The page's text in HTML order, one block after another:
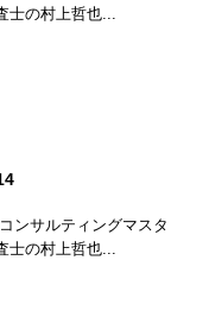
士の村上哲也...
ンサルティングマスタ
士の村上哲也...